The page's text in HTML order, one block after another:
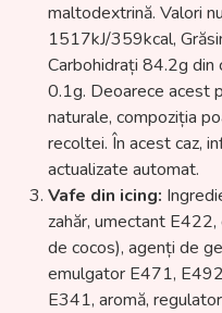
maltodextrină. Valori
1517kJ/359kcal,
Carbohidrați 84.2g din
0.1g. Deoarece acest
naturale, compoziția
recoltei. În acest caz,
actualizate automat.
Vafe din icing:
zahăr, umectant
de cocos), agenți de
emulgator E471,
E341, aromă,